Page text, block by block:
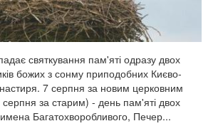
святкування пам'яті одразу двох
божих з сонму приподобних Києво-
7 серпня за новим церковним
за старим) - день пам'яті двох
Багатохворобливого, Печер...